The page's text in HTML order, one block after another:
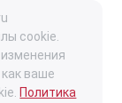
cookie.
ваше
Политика